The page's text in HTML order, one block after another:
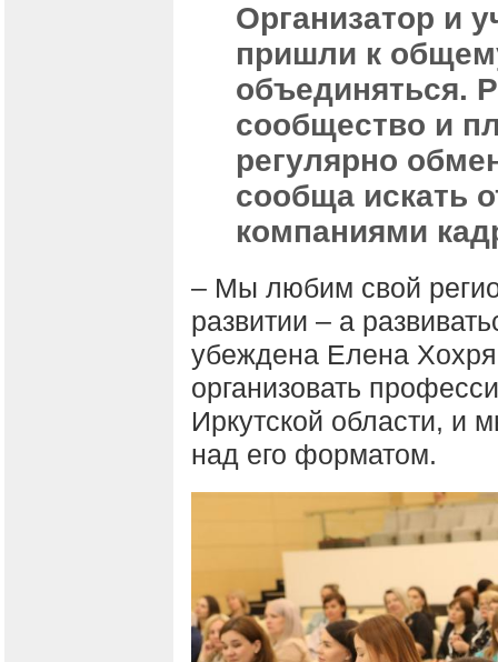
Организатор и
пришли к
объединяться.
сообщество и
регулярно
сообща искать
компаниями
– Мы любим свой
развитии – а
убеждена Елена
организовать
Иркутской области, и
над его форматом.